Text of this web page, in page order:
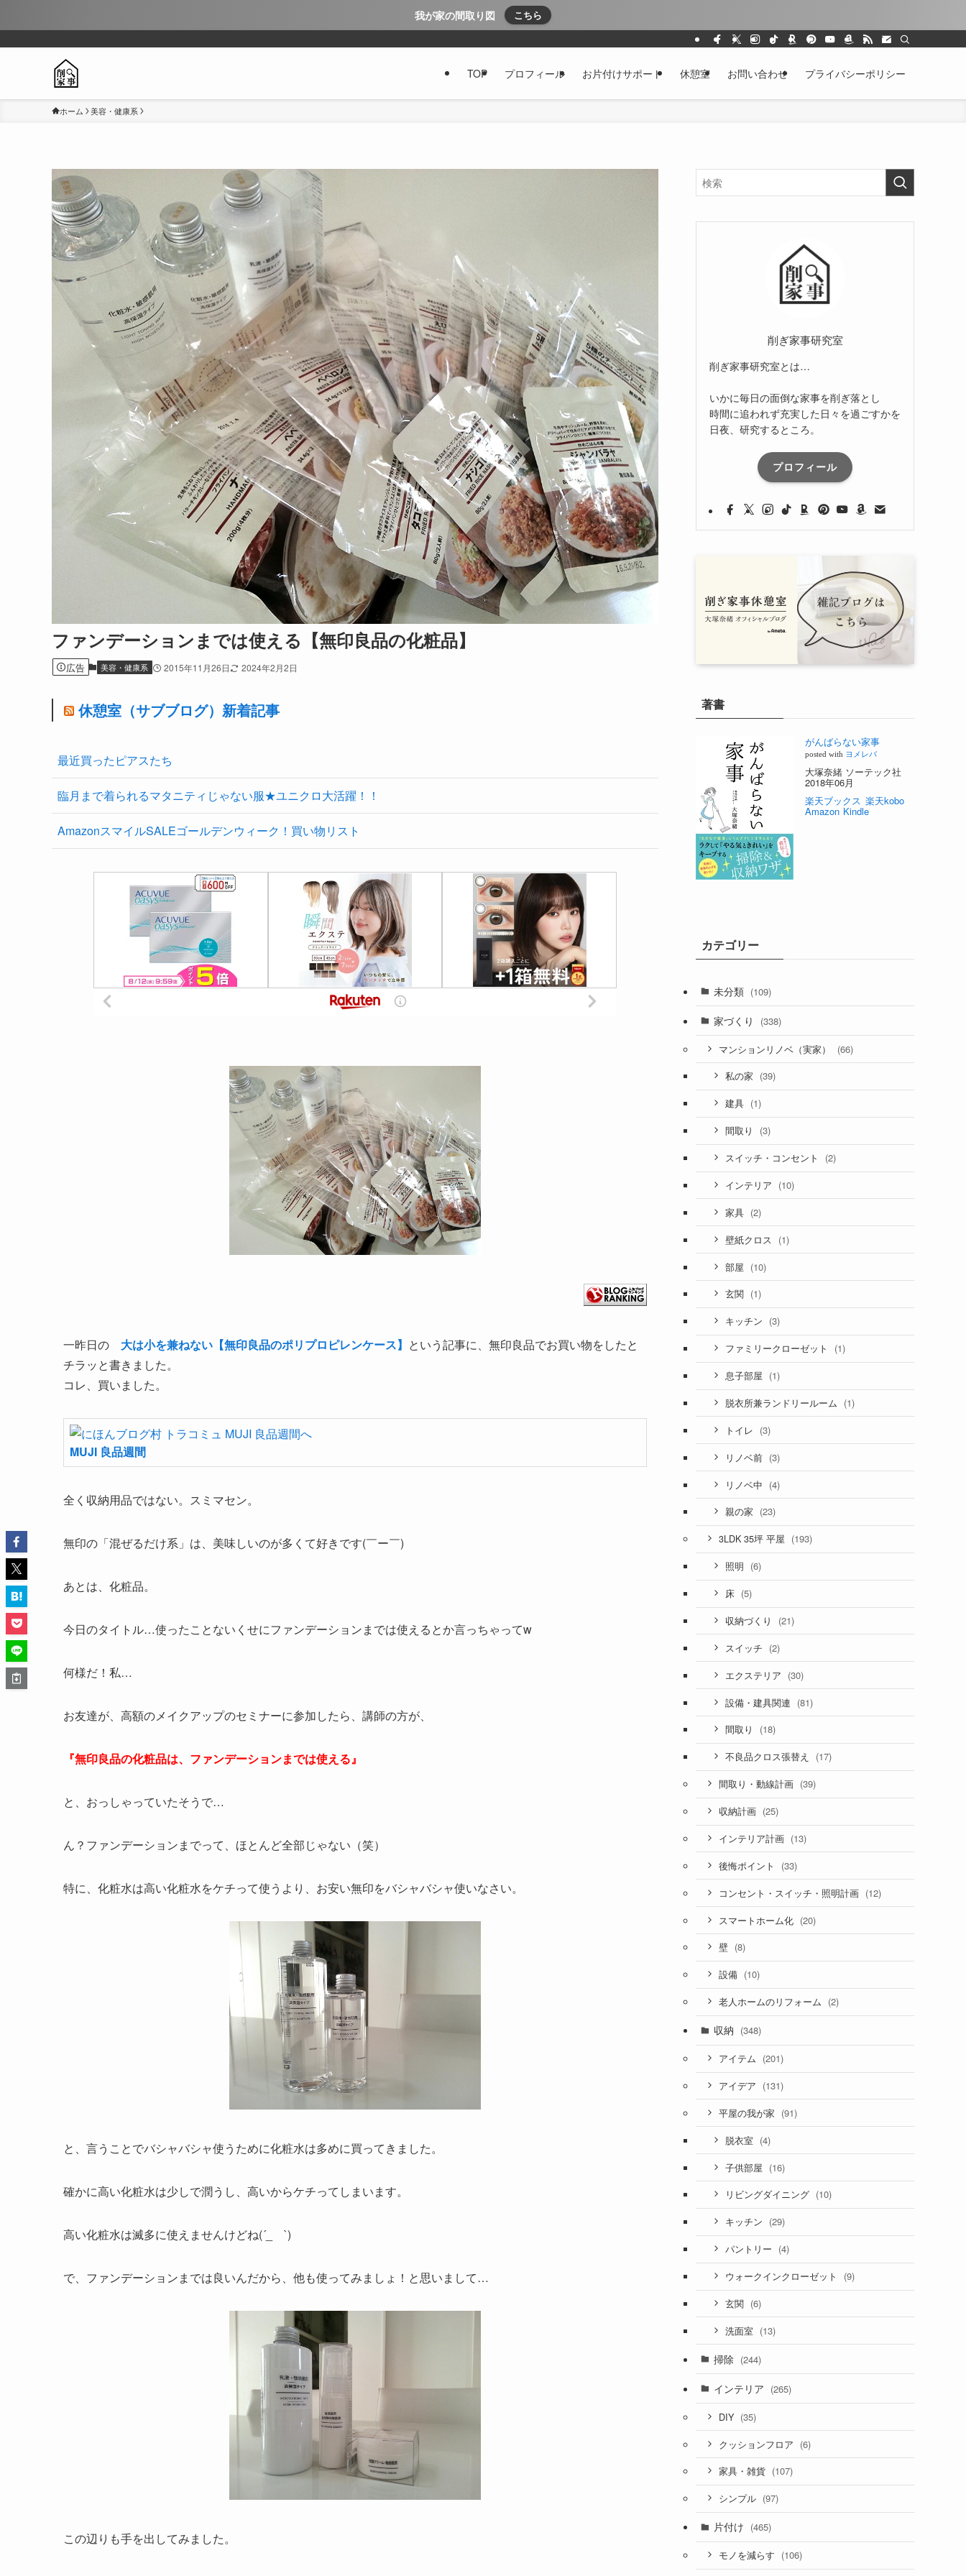
我が家の間取り図 こちら
TOP プロフィール お片付けサポート 休憩室 お問い合わせ プライバシーポリシー
ホーム 美容・健康系
ファンデーションまでは使える【無印良品の化粧品】
広告 美容・健康系 2015年11月26日 2024年2月2日
休憩室（サブブログ）新着記事
最近買ったピアスたち
臨月まで着られるマタニティじゃない服★ユニクロ大活躍！！
AmazonスマイルSALEゴールデンウィーク！買い物リスト
一昨日の 大は小を兼ねない【無印良品のポリプロピレンケース】 という記事に、無印良品でお買い物をしたと
チラッと書きました。
コレ、買いました。
MUJI 良品週間
全く収納用品ではない。スミマセン。
無印の「混ぜるだけ系」は、美味しいのが多くて好きです(￣ー￣)
あとは、化粧品。
今日のタイトル…使ったことないくせにファンデーションまでは使えるとか言っちゃってw
何様だ！私…
お友達が、高額のメイクアップのセミナーに参加したら、講師の方が、
『無印良品の化粧品は、ファンデーションまでは使える』
と、おっしゃっていたそうで…
ん？ファンデーションまでって、ほとんど全部じゃない（笑）
特に、化粧水は高い化粧水をケチって使うより、お安い無印をバシャバシャ使いなさい。
と、言うことでバシャバシャ使うために化粧水は多めに買ってきました。
確かに高い化粧水は少しで潤うし、高いからケチってしまいます。
高い化粧水は滅多に使えませんけどね(´_ゝ`)
で、ファンデーションまでは良いんだから、他も使ってみましょ！と思いまして…
この辺りも手を出してみました。
削ぎ家事研究室
削ぎ家事研究室とは…
いかに毎日の面倒な家事を削ぎ落とし
時間に追われず充実した日々を過ごすかを
日夜、研究するところ。
プロフィール
著書
がんばらない家事
posted with ヨメレバ
大塚奈緒 ソーテック社
2018年06月
楽天ブックス 楽天kobo
Amazon Kindle
カテゴリー
未分類 (109)
家づくり (338)
マンションリノベ（実家） (66)
私の家 (39)
建具 (1)
間取り (3)
スイッチ・コンセント (2)
インテリア (10)
家具 (2)
壁紙クロス (1)
部屋 (10)
玄関 (1)
キッチン (3)
ファミリークローゼット (1)
息子部屋 (1)
脱衣所兼ランドリールーム (1)
トイレ (3)
リノベ前 (3)
リノベ中 (4)
親の家 (23)
3LDK 35坪 平屋 (193)
照明 (6)
床 (5)
収納づくり (21)
スイッチ (2)
エクステリア (30)
設備・建具関連 (81)
間取り (18)
不良品クロス張替え (17)
間取り・動線計画 (39)
収納計画 (25)
インテリア計画 (13)
後悔ポイント (33)
コンセント・スイッチ・照明計画 (12)
スマートホーム化 (20)
壁 (8)
設備 (10)
老人ホームのリフォーム (2)
収納 (348)
アイテム (201)
アイデア (131)
平屋の我が家 (91)
脱衣室 (4)
子供部屋 (16)
リビングダイニング (10)
キッチン (29)
パントリー (4)
ウォークインクローゼット (9)
玄関 (6)
洗面室 (13)
掃除 (244)
インテリア (265)
DIY (35)
クッションフロア (6)
家具・雑貨 (107)
シンプル (97)
片付け (465)
モノを減らす (106)